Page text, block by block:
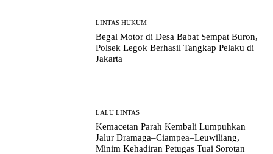
LINTAS HUKUM
Begal Motor di Desa Babat Sempat Buron,
Polsek Legok Berhasil Tangkap Pelaku di
Jakarta
LALU LINTAS
Kemacetan Parah Kembali Lumpuhkan
Jalur Dramaga–Ciampea–Leuwiliang,
Minim Kehadiran Petugas Tuai Sorotan